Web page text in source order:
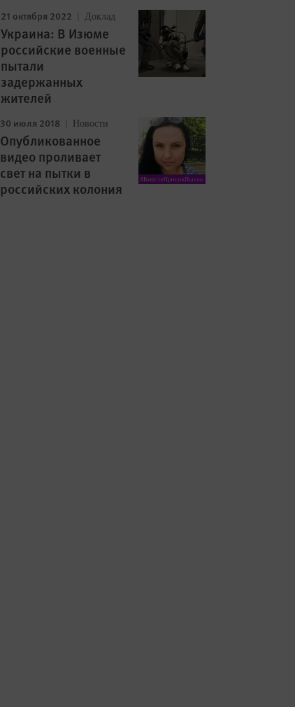
21 октября 2022 Доклад
Украина: В Изюме
российские военные
пытали
задержанных
жителей
30 июля 2018 Новости
Опубликованное
видео проливает
свет на пытки в
российских колония